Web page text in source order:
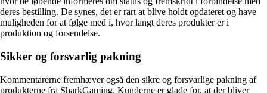
deres bestilling. De synes, det er rart at blive holdt opdateret og have
muligheden for at følge med i, hvor langt deres produkter er i
produktion og forsendelse.
Sikker og forsvarlig pakning
Kommentarerne fremhæver også den sikre og forsvarlige pakning af
produkterne fra SharkGaming. Kunderne er glade for, at der bliver